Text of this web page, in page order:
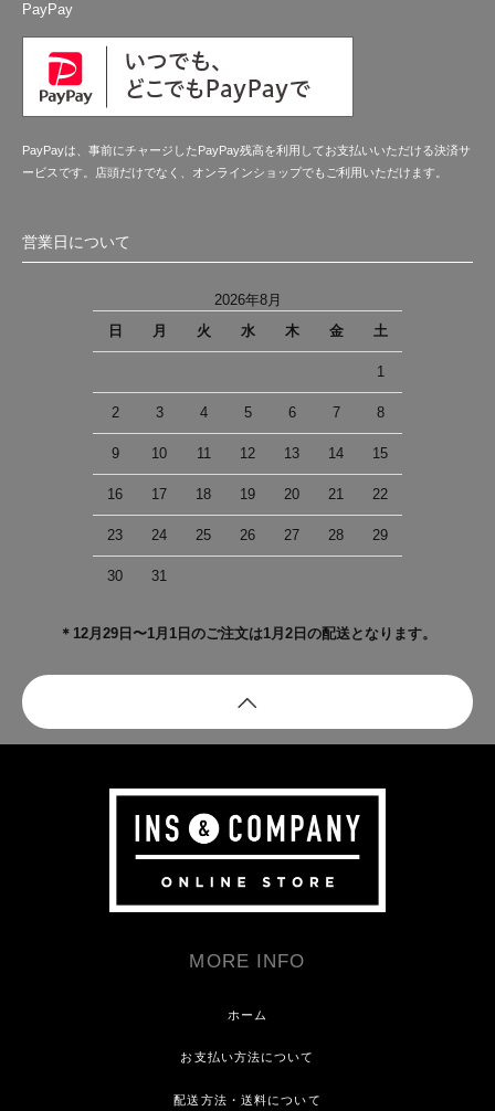
PayPay
PayPayは、事前にチャージしたPayPay残高を利用してお支払いいただける決済サ
ービスです。店頭だけでなく、オンラインショップでもご利用いただけます。
営業日について
2026年8月
日
月 火 水 木 金 土
1
2 3 4 5 6 7 8
9 10 11 12 13 14 15
16 17 18 19 20 21 22
23 24 25 26 27 28 29
30 31
＊12月29日〜1月1日のご注文は1月2日の配送となります。
MORE INFO
ホーム
お支払い方法について
配送方法・送料について